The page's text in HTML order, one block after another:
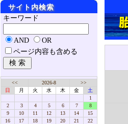
サイト内検索
キーワード
AND
OR
ページ内容も含める
<< 2026-8
>>
日
月 火 水 木 金
土
1
2
3 4 5 6 7
8
9
10 11 12 13 14
15
16
17 18 19 20 21
22